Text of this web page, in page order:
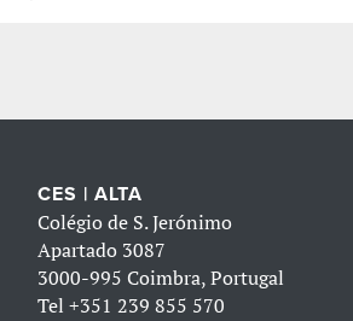
CES | ALTA
Colégio de S. Jerónimo
Apartado 3087
3000-995 Coimbra, Portugal
Tel+351 239 855 570